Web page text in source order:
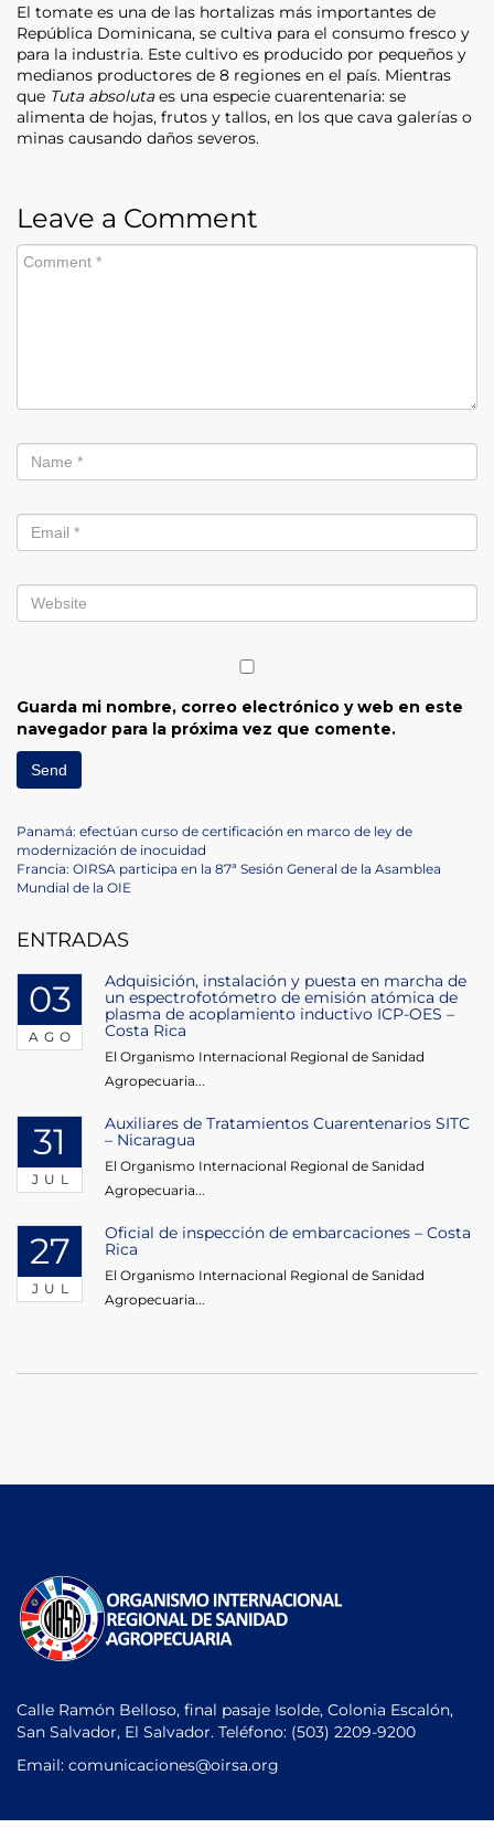
El tomate es una de las hortalizas más importantes de
República Dominicana, se cultiva para el consumo fresco y
para la industria. Este cultivo es producido por pequeños y
medianos productores de 8 regiones en el país. Mientras
que Tuta absolutaes una especie cuarentenaria: se
alimenta de hojas, frutos y tallos, en los que cava galerías o
minas causando daños severos.
Leave a Comment
Guarda mi nombre, correo electrónico y web en este
navegador para la próxima vez que comente.
Navegación
de
Previous
Post
Panamá: efectúan curso de certificación en marco de ley de
modernización de inocuidad
Next
Post
Francia: OIRSA participa en la 87ª Sesión General de la Asamblea
Mundial de la OIE
ENTRADAS
03
AGO
Adquisición, instalación y puesta en marcha de
un espectrofotómetro de emisión atómica de
plasma de acoplamiento inductivo ICP-OES –
Costa Rica
El Organismo Internacional Regional de Sanidad
Agropecuaria...
31
JUL
Auxiliares de Tratamientos Cuarentenarios SITC
– Nicaragua
El Organismo Internacional Regional de Sanidad
Agropecuaria...
27
JUL
Oficial de inspección de embarcaciones – Costa
Rica
El Organismo Internacional Regional de Sanidad
Agropecuaria...
Calle Ramón Belloso, final pasaje Isolde, Colonia Escalón,
San Salvador, El Salvador. Teléfono: (503) 2209-9200
Email: comunicaciones@oirsa.org